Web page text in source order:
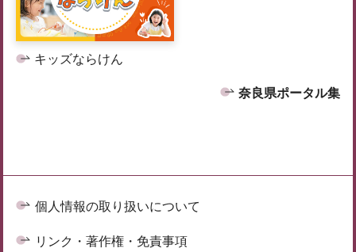
キッズならけん
奈良県ポータル集
個人情報の取り扱いについて
リンク・著作権・免責事項